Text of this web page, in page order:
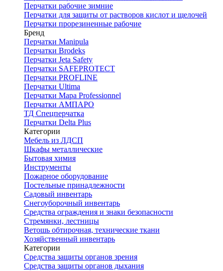
Перчатки рабочие зимние
Перчатки для защиты от растворов кислот и щелочей
Перчатки прорезиненные рабочие
Бренд
Перчатки Manipula
Перчатки Brodeks
Перчатки Jeta Safety
Перчатки SAFEPROTECT
Перчатки PROFLINE
Перчатки Ultima
Перчатки Мара Professionnel
Перчатки АМПАРО
ТД Спецперчатка
Перчатки Delta Plus
Категории
Мебель из ЛДСП
Шкафы металлические
Бытовая химия
Инструменты
Пожарное оборудование
Постельные принадлежности
Садовый инвентарь
Снегоуборочный инвентарь
Средства ограждения и знаки безопасности
Стремянки, лестницы
Ветошь обтирочная, технические ткани
Хозяйственный инвентарь
Категории
Средства защиты органов зрения
Средства защиты органов дыхания